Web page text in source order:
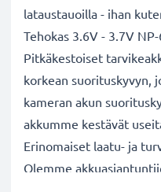
lataustauoilla - ihan
Tehokas 3.6V - 3.7V
Pitkäkestoiset
korkean suorituskyvyn,
kameran akun
akkumme kestävät
Erinomaiset laatu- ja
Olemme